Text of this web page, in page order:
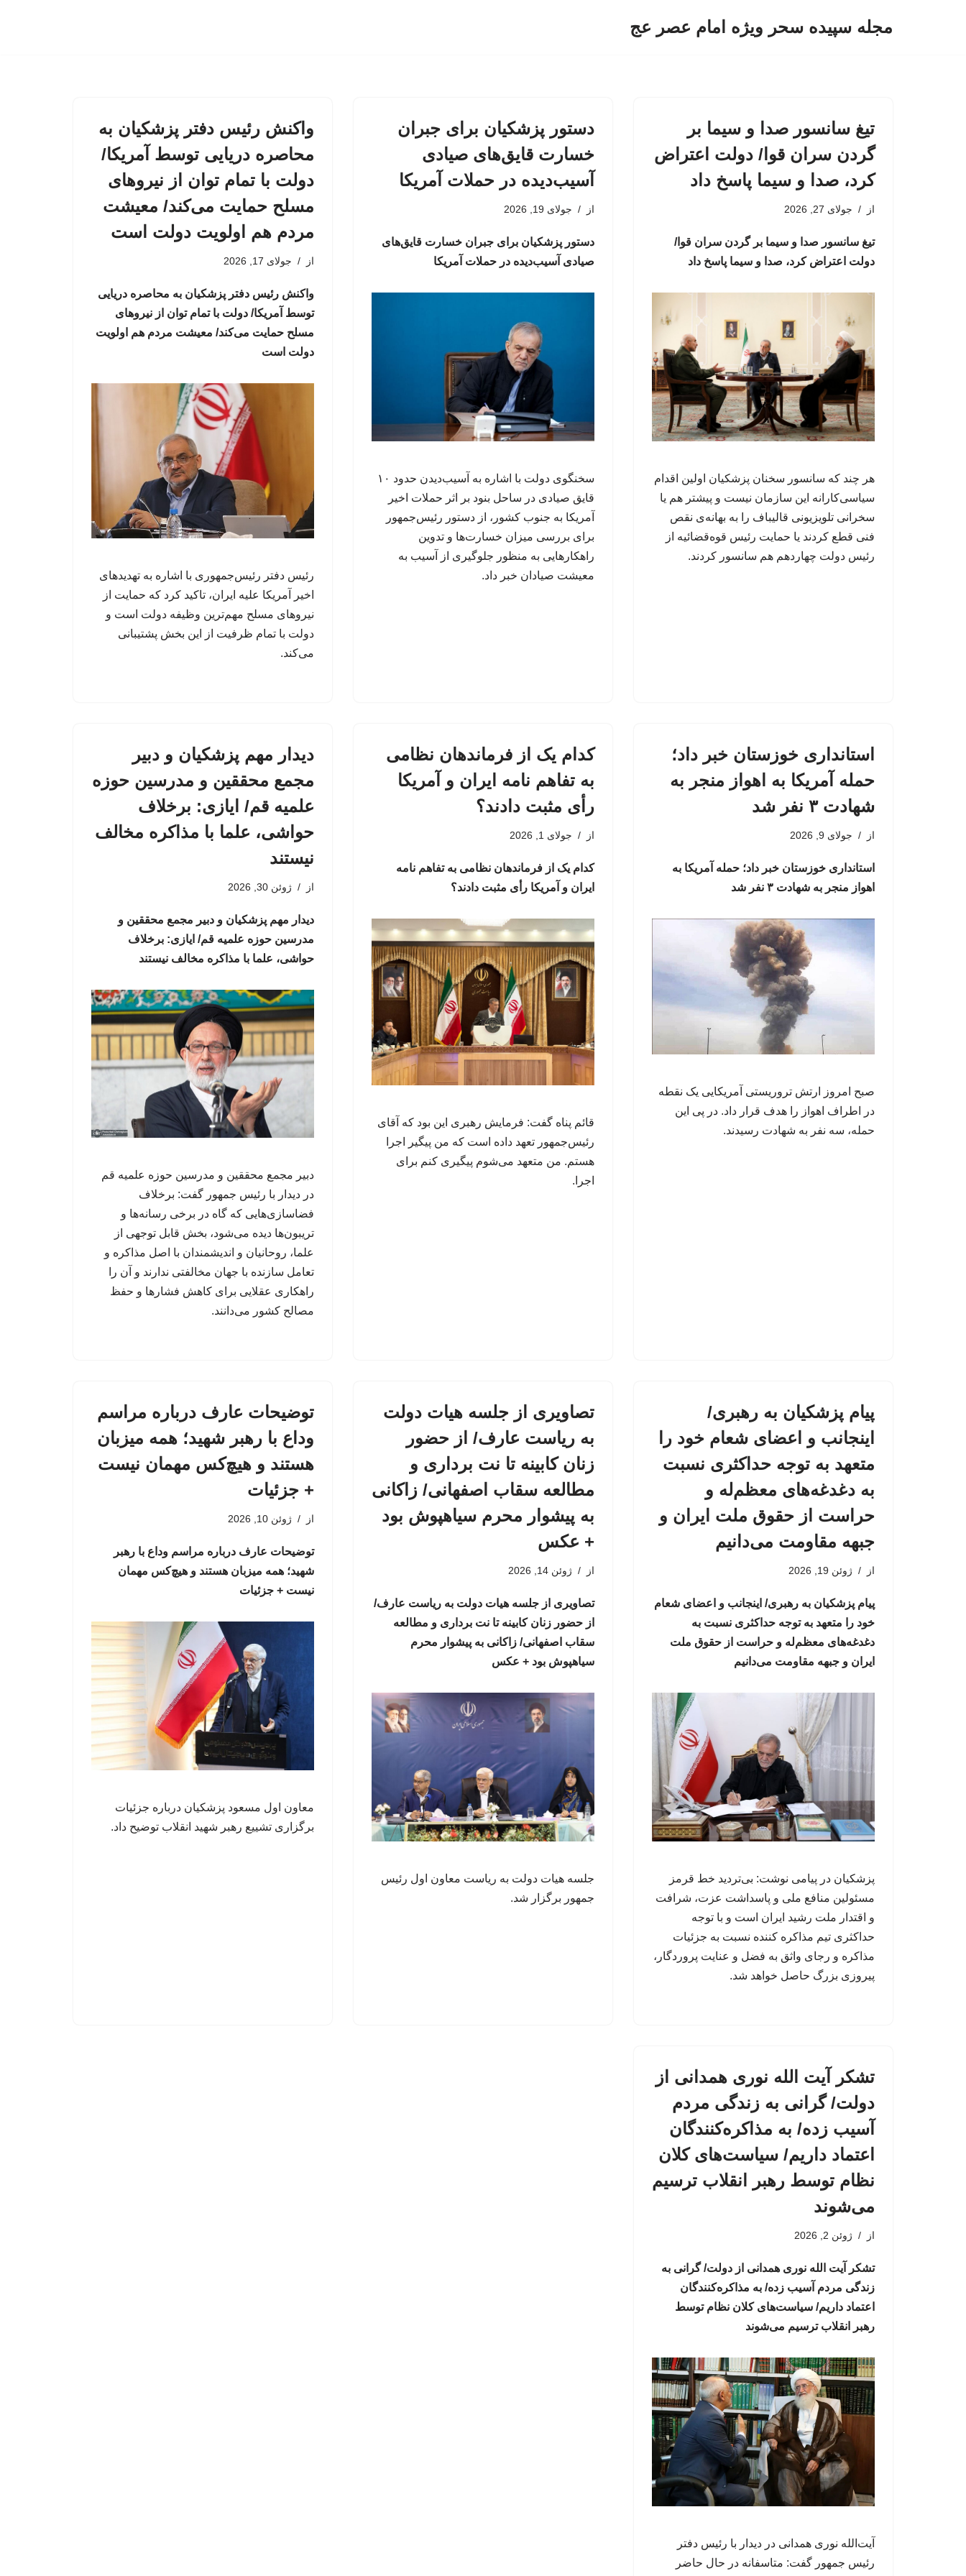
مجله سپیده سحر ویژه امام عصر عج
تیغ سانسور صدا و سیما بر
گردن سران قوا/ دولت اعتراض
کرد، صدا و سیما پاسخ داد
از جولای 27, 2026
تیغ سانسور صدا و سیما بر گردن سران قوا/
دولت اعتراض کرد، صدا و سیما پاسخ داد
هر چند که سانسور سخنان پزشکیان اولین اقدام
سیاسی‌کارانه این سازمان نیست و پیشتر هم یا
سخرانی تلویزیونی قالیباف را به بهانه‌ی نقص
فنی قطع کردند یا حمایت رئیس قوه‌قضائیه از
رئیس دولت چهاردهم هم سانسور کردند.
دستور پزشکیان برای جبران
خسارت قایق‌های صیادی
آسیب‌دیده در حملات آمریکا
از جولای 19, 2026
دستور پزشکیان برای جبران خسارت قایق‌های
صیادی آسیب‌دیده در حملات آمریکا
سخنگوی دولت با اشاره به آسیب‌دیدن حدود ۱۰
قایق صیادی در ساحل بنود بر اثر حملات اخیر
آمریکا به جنوب کشور، از دستور رئیس‌جمهور
برای بررسی میزان خسارت‌ها و تدوین
راهکارهایی به منظور جلوگیری از آسیب به
معیشت صیادان خبر داد.
واکنش رئیس دفتر پزشکیان به
محاصره دریایی توسط آمریکا/
دولت با تمام توان از نیروهای
مسلح حمایت می‌کند/ معیشت
مردم هم اولویت دولت است
از جولای 17, 2026
واکنش رئیس دفتر پزشکیان به محاصره دریایی
توسط آمریکا/ دولت با تمام توان از نیروهای
مسلح حمایت می‌کند/ معیشت مردم هم اولویت
دولت است
رئیس دفتر رئیس‌جمهوری با اشاره به تهدیدهای
اخیر آمریکا علیه ایران، تاکید کرد که حمایت از
نیروهای مسلح مهم‌ترین وظیفه دولت است و
دولت با تمام ظرفیت از این بخش پشتیبانی
می‌کند.
استانداری خوزستان خبر داد؛
حمله آمریکا به اهواز منجر به
شهادت ۳ نفر شد
از جولای 9, 2026
استانداری خوزستان خبر داد؛ حمله آمریکا به
اهواز منجر به شهادت ۳ نفر شد
صبح امروز ارتش تروریستی آمریکایی یک نقطه
در اطراف اهواز را هدف قرار داد. در پی این
حمله، سه نفر به شهادت رسیدند.
کدام یک از فرماندهان نظامی
به تفاهم نامه ایران و آمریکا
رأی مثبت دادند؟
از جولای 1, 2026
کدام یک از فرماندهان نظامی به تفاهم نامه
ایران و آمریکا رأی مثبت دادند؟
قائم پناه گفت: فرمایش رهبری این بود که آقای
رئیس‌جمهور تعهد داده است که من پیگیر اجرا
هستم. من متعهد می‌شوم پیگیری کنم برای
اجرا.
دیدار مهم پزشکیان و دبیر
مجمع محققین و مدرسین حوزه
علمیه قم/ ایازی: برخلاف
حواشی، علما با مذاکره مخالف
نیستند
از ژوئن 30, 2026
دیدار مهم پزشکیان و دبیر مجمع محققین و
مدرسین حوزه علمیه قم/ ایازی: برخلاف
حواشی، علما با مذاکره مخالف نیستند
دبیر مجمع محققین و مدرسین حوزه علمیه قم
در دیدار با رئیس جمهور گفت: برخلاف
فضاسازی‌هایی که گاه در برخی رسانه‌ها و
تریبون‌ها دیده می‌شود، بخش قابل توجهی از
علما، روحانیان و اندیشمندان با اصل مذاکره و
تعامل سازنده با جهان مخالفتی ندارند و آن را
راهکاری عقلایی برای کاهش فشارها و حفظ
مصالح کشور می‌دانند.
پیام پزشکیان به رهبری/
اینجانب و اعضای شعام خود را
متعهد به توجه حداکثری نسبت
به دغدغه‌های معظم‌له و
حراست از حقوق ملت ایران و
جبهه مقاومت می‌دانیم
از ژوئن 19, 2026
پیام پزشکیان به رهبری/ اینجانب و اعضای شعام
خود را متعهد به توجه حداکثری نسبت به
دغدغه‌های معظم‌له و حراست از حقوق ملت
ایران و جبهه مقاومت می‌دانیم
پزشکیان در پیامی نوشت: بی‌تردید خط قرمز
مسئولین منافع ملی و پاسداشت عزت، شرافت
و اقتدار ملت رشید ایران است و با توجه
حداکثری تیم مذاکره کننده نسبت به جزئیات
مذاکره و رجای واثق به فضل و عنایت پروردگار،
پیروزی بزرگ حاصل خواهد شد.
تصاویری از جلسه هیات دولت
به ریاست عارف/ از حضور
زنان کابینه تا نت برداری و
مطالعه سقاب اصفهانی/ زاکانی
به پیشوار محرم سیاهپوش بود
+ عکس
از ژوئن 14, 2026
تصاویری از جلسه هیات دولت به ریاست عارف/
از حضور زنان کابینه تا نت برداری و مطالعه
سقاب اصفهانی/ زاکانی به پیشوار محرم
سیاهپوش بود + عکس
جلسه هیات دولت به ریاست معاون اول رئیس
جمهور برگزار شد.
توضیحات عارف درباره مراسم
وداع با رهبر شهید؛ همه میزبان
هستند و هیچ‌کس مهمان نیست
+ جزئیات
از ژوئن 10, 2026
توضیحات عارف درباره مراسم وداع با رهبر
شهید؛ همه میزبان هستند و هیچ‌کس مهمان
نیست + جزئیات
معاون اول مسعود پزشکیان درباره جزئیات
برگزاری تشییع رهبر شهید انقلاب توضیح داد.
تشکر آیت الله نوری همدانی از
دولت/ گرانی به زندگی مردم
آسیب زده/ به مذاکره‌کنندگان
اعتماد داریم/ سیاست‌های کلان
نظام توسط رهبر انقلاب ترسیم
می‌شوند
از ژوئن 2, 2026
تشکر آیت الله نوری همدانی از دولت/ گرانی به
زندگی مردم آسیب زده/ به مذاکره‌کنندگان
اعتماد داریم/ سیاست‌های کلان نظام توسط
رهبر انقلاب ترسیم می‌شوند
آیت‌الله نوری همدانی در دیدار با رئیس دفتر
رئیس جمهور گفت: متاسفانه در حال حاضر